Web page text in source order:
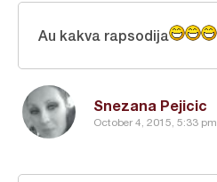
Snezana Pejicic
October 4, 2015, 5:33 pm
Au kakva rapsodija